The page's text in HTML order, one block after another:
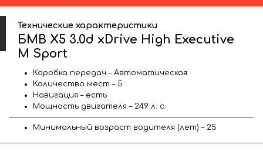
Технические характеристики
БМВ X5 3.0d xDrive High Executive
M Sport
Коробка передач – Автоматическая
Количество мест – 5
Навигация – есть
Мощность двигателя – 249 л. с.
Минимальный возраст водителя (лет) – 25